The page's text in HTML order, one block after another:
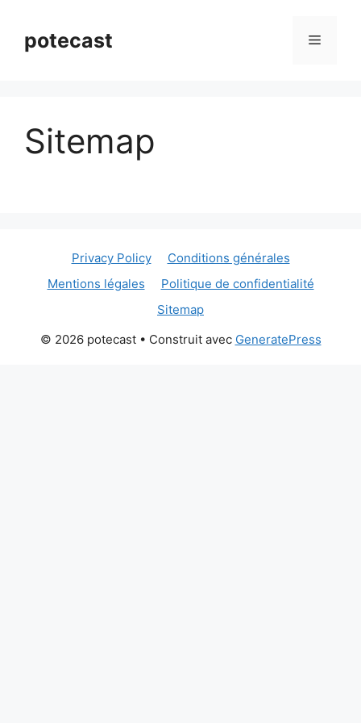
contenupotecast Menu
Sitemap
Privacy Policy
Conditions générales
Mentions légales
Politique de confidentialité
Sitemap
© 2026 potecast• Construit avec GeneratePress